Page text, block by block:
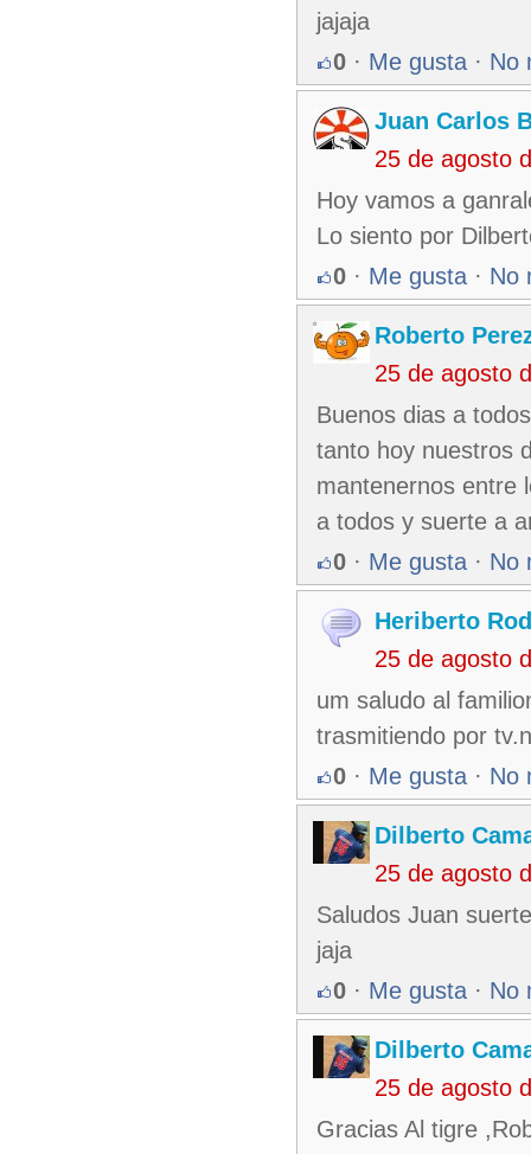
jajaja
0 · Me gusta · No
Juan Carlos
25 de agosto
Hoy vamos a
Lo siento por
0 · Me gusta · No
Roberto
25 de agosto
Buenos dias a
tanto hoy nuestros
mantenernos entre
a todos y suerte a
0 · Me gusta · No
Heriberto
25 de agosto
um saludo al
trasmitiendo por
0 · Me gusta · No
Dilberto
25 de agosto
Saludos Juan
jaja
0 · Me gusta · No
Dilberto
25 de agosto
Gracias Al tigre